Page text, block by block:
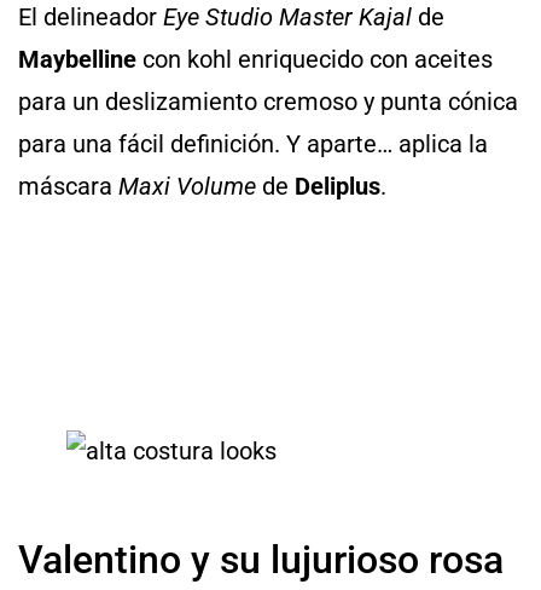
El delineador Eye Studio Master Kajal de
Maybelline con kohl enriquecido con aceites
para un deslizamiento cremoso y punta cónica
para una fácil definición. Y aparte… aplica la
máscara Maxi Volume de Deliplus.
Valentino y su lujurioso rosa